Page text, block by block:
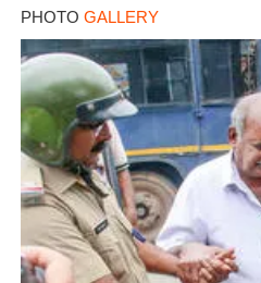
PHOTO GALLERY